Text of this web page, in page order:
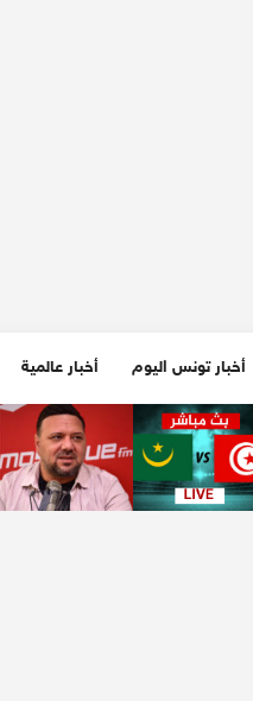
أخبار تونس اليوم أخبار عالمية